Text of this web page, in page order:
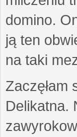
domino.
ją ten
na taki
Zaczęłam
Delikatna.